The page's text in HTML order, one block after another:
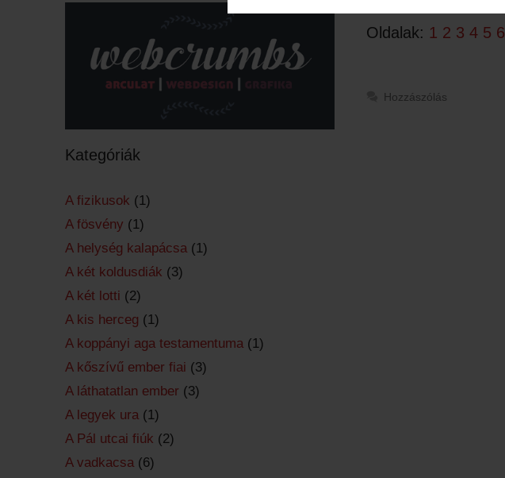
Oldalak: 1 2 3 4 5 6
Hozzászólás
Kategóriák
A fizikusok (1)
A fösvény (1)
A helység kalapácsa (1)
A két koldusdiák (3)
A két lotti (2)
A kis herceg (1)
A koppányi aga testamentuma (1)
A kőszívű ember fiai (3)
A láthatatlan ember (3)
A legyek ura (1)
A Pál utcai fiúk (2)
A vadkacsa (6)